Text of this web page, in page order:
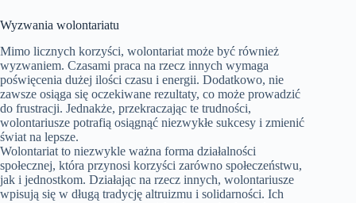
Wyzwania wolontariatu
Mimo licznych korzyści, wolontariat może być również
wyzwaniem. Czasami praca na rzecz innych wymaga
poświęcenia dużej ilości czasu i energii. Dodatkowo, nie
zawsze osiąga się oczekiwane rezultaty, co może prowadzić
do frustracji. Jednakże, przekraczając te trudności,
wolontariusze potrafią osiągnąć niezwykłe sukcesy i zmienić
świat na lepsze.
Wolontariat to niezwykle ważna forma działalności
społecznej, która przynosi korzyści zarówno społeczeństwu,
jak i jednostkom. Działając na rzecz innych, wolontariusze
wpisują się w długą tradycję altruizmu i solidarności. Ich